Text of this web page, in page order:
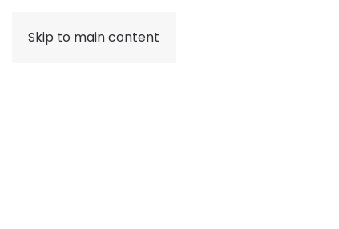
Skip to main content